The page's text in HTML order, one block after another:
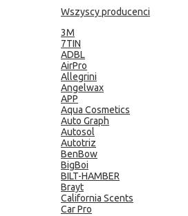
Wszyscy producenci
3M
7TIN
ADBL
AirPro
Allegrini
Angelwax
APP
Aqua Cosmetics
Auto Graph
Autosol
Autotriz
BenBow
BigBoi
BILT-HAMBER
Brayt
California Scents
Car Pro